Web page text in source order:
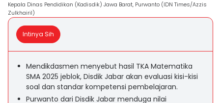
Kepala Dinas Pendidikan (Kadisdik) Jawa Barat, Purwanto (IDN Times/Azzis
Zulkhairil)
Intinya Sih
Mendikdasmen menyebut hasil TKA Matematika
SMA 2025 jeblok, Disdik Jabar akan evaluasi kisi-kisi
soal dan standar kompetensi pembelajaran.
Purwanto dari Disdik Jabar menduga nilai